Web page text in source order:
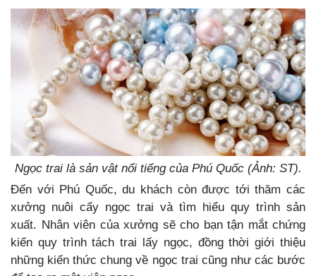
Ngọc trai là sản vật nổi tiếng của Phú Quốc (Ảnh: ST).
Đến với Phú Quốc, du khách còn được tới thăm các
xưởng nuôi cấy ngọc trai và tìm hiểu quy trình sản
xuất. Nhân viên của xưởng sẽ cho bạn tận mắt chứng
kiến quy trình tách trai lấy ngọc, đồng thời giới thiệu
những kiến thức chung về ngọc trai cũng như các bước